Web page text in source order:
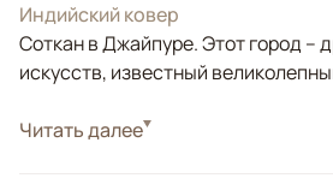
Индийский ковер
Соткан в Джайпуре. Этот город –
искусств, известный
СтильКлассические
Читать далее